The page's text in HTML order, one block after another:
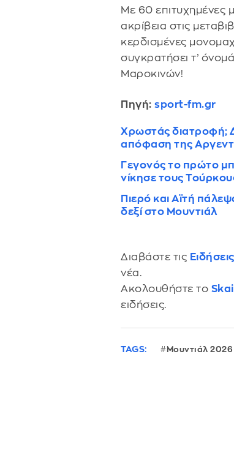
Με 60 επιτυχημένες
ακρίβεια στις
κερδισμένες
συγκρατήσει τ’
Μαροκινών!
Πηγή: sport-fm.gr
Χρωστάς διατροφή;
απόφαση της
Γεγονός το πρώτο
νίκησε τους
Πιερό και Αϊτή
δεξί στο Μουντιάλ
Διαβάστε τις
νέα.
Ακολουθήστε το
ειδήσεις.
TAGS: Μουντιάλ 2026